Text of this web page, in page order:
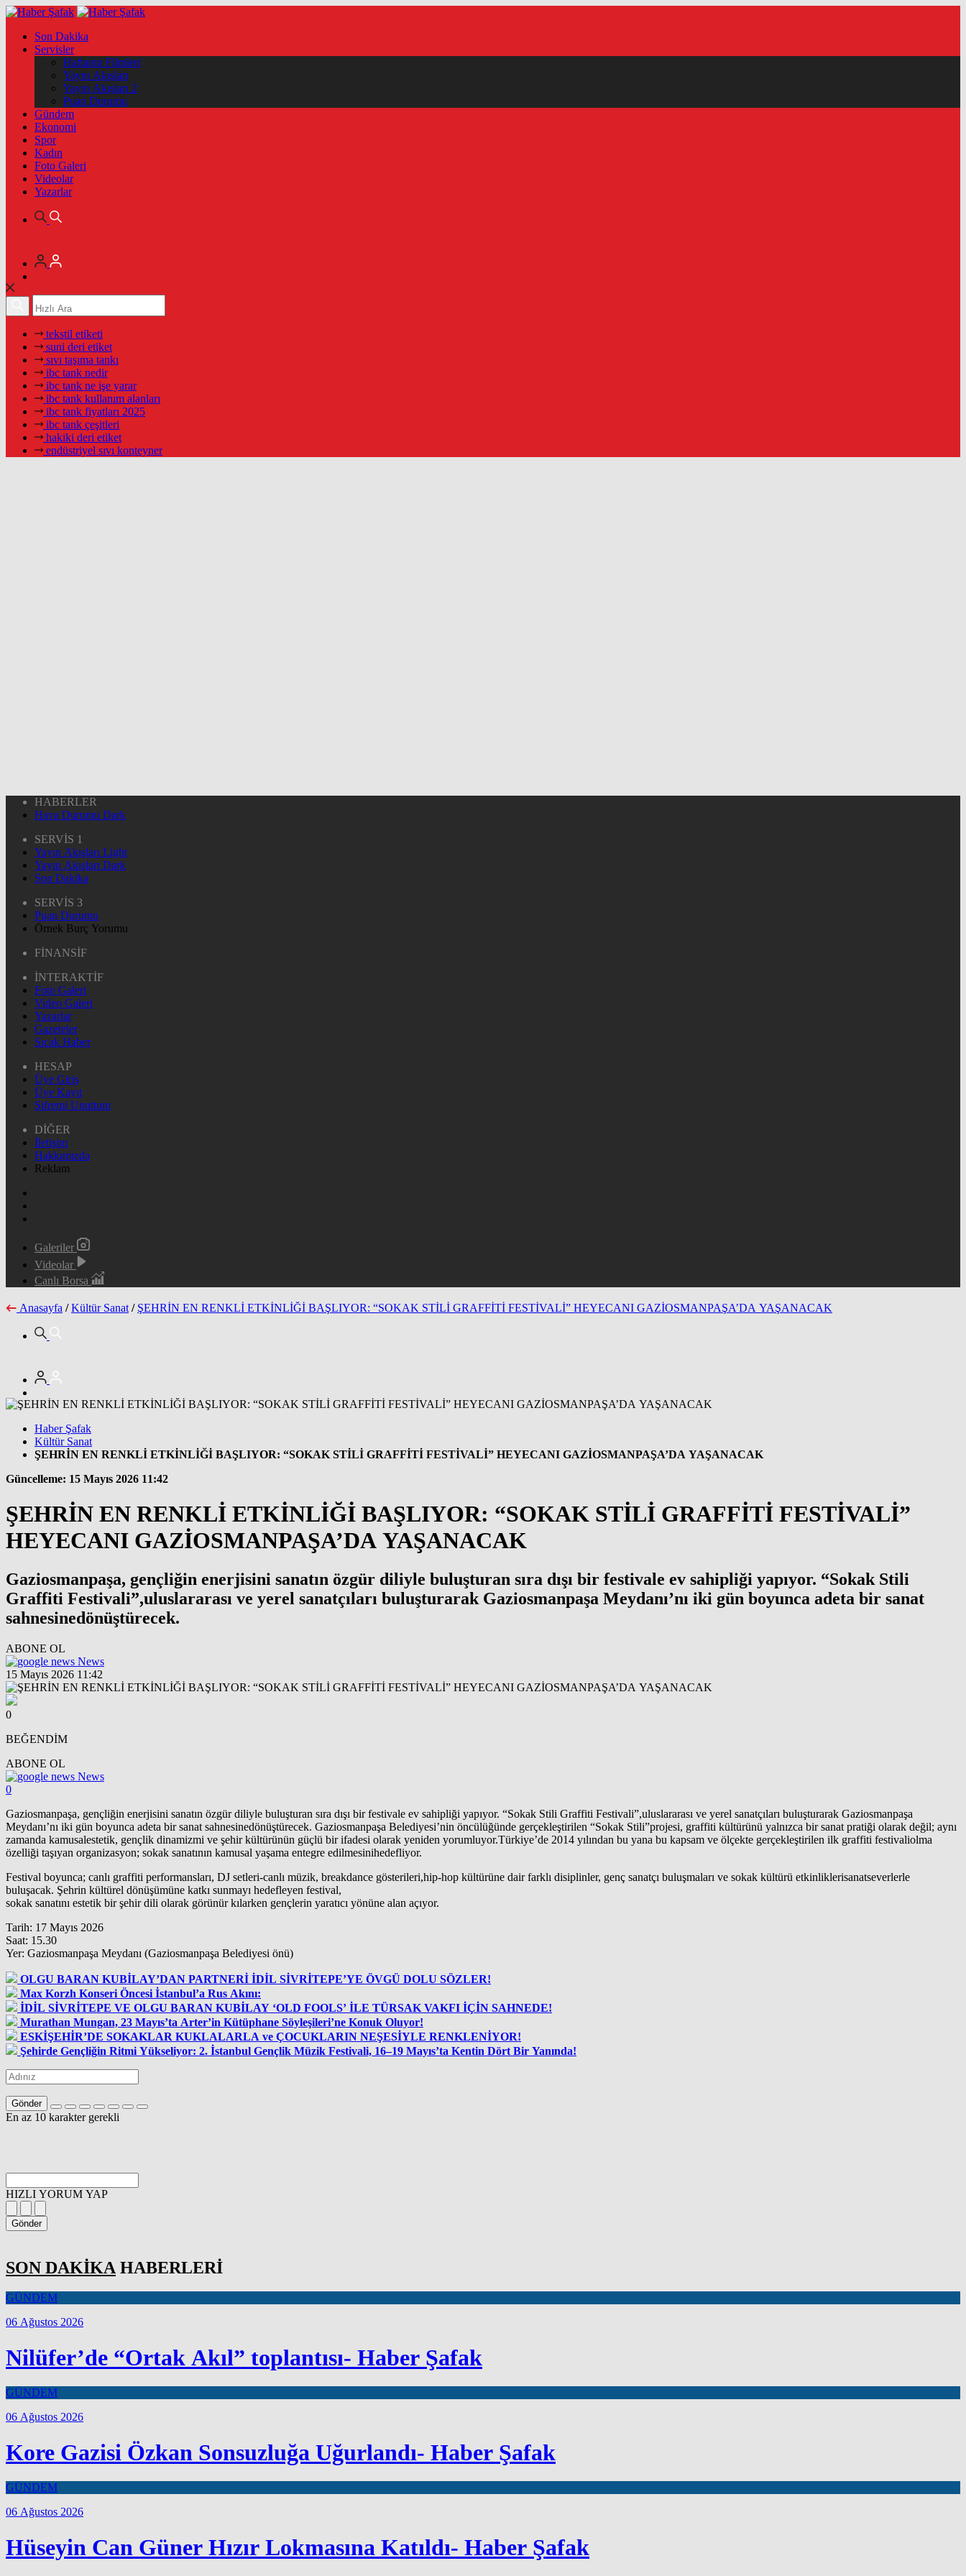
Son Dakika
Servisler
Haftanin Filmleri
Yayın Akışları
Yayın Akışları 2
Puan Durumu
Gündem
Ekonomi
Spor
Kadın
Foto Galeri
Videolar
Yazarlar
tekstil etiketi
suni deri etiket
sıvı taşıma tankı
ibc tank nedir
ibc tank ne işe yarar
ibc tank kullanım alanları
ibc tank fiyatları 2025
ibc tank çeşitleri
hakiki deri etiket
endüstriyel sıvı konteyner
HABERLER
Hava Durumu Dark
SERVİS 1
Yayın Akışları Light
Yayın Akışları Dark
Son Dakika
SERVİS 3
Puan Durumu
Örnek Burç Yorumu
FİNANSİF
İNTERAKTİF
Foto Galeri
Video Galeri
Yazarlar
Gazeteler
Sıcak Haber
HESAP
Üye Giriş
Üye Kayıt
Şifremi Unuttum
DİĞER
İletişim
Hakkımızda
Reklam
Galeriler
Videolar
Canlı Borsa
Anasayfa / Kültür Sanat / ŞEHRİN EN RENKLİ ETKİNLİĞİ BAŞLIYOR: “SOKAK STİLİ GRAFFİTİ FESTİVALİ” HEYECANI GAZİOSMANPAŞA’DA YAŞANACAK
Haber Şafak
Kültür Sanat
ŞEHRİN EN RENKLİ ETKİNLİĞİ BAŞLIYOR: “SOKAK STİLİ GRAFFİTİ FESTİVALİ” HEYECANI GAZİOSMANPAŞA’DA YAŞANACAK
Güncelleme: 15 Mayıs 2026 11:42
ŞEHRİN EN RENKLİ ETKİNLİĞİ BAŞLIYOR: “SOKAK STİLİ GRAFFİTİ FESTİVALİ”
HEYECANI GAZİOSMANPAŞA’DA YAŞANACAK
Gaziosmanpaşa, gençliğin enerjisini sanatın özgür diliyle buluşturan sıra dışı bir festivale ev sahipliği yapıyor. “Sokak Stili
Graffiti Festivali”,uluslararası ve yerel sanatçıları buluşturarak Gaziosmanpaşa Meydanı’nı iki gün boyunca adeta bir sanat
sahnesinedönüştürecek.
ABONE OL
News
15 Mayıs 2026 11:42
0
BEĞENDİM
ABONE OL
News
0
Gaziosmanpaşa, gençliğin enerjisini sanatın özgür diliyle buluşturan sıra dışı bir festivale ev sahipliği yapıyor. “Sokak Stili Graffiti Festivali”,uluslararası ve yerel sanatçıları buluşturarak Gaziosmanpaşa
Meydanı’nı iki gün boyunca adeta bir sanat sahnesinedönüştürecek. Gaziosmanpaşa Belediyesi’nin öncülüğünde gerçekleştirilen “Sokak Stili”projesi, graffiti kültürünü yalnızca bir sanat pratiği olarak değil; aynı
zamanda kamusalestetik, gençlik dinamizmi ve şehir kültürünün güçlü bir ifadesi olarak yeniden yorumluyor.Türkiye’de 2014 yılından bu yana bu kapsam ve ölçekte gerçekleştirilen ilk graffiti festivaliolma
özelliği taşıyan organizasyon; sokak sanatının kamusal yaşama entegre edilmesinihedefliyor.
Festival boyunca; canlı graffiti performansları, DJ setleri-canlı müzik, breakdance gösterileri,hip-hop kültürüne dair farklı disiplinler, genç sanatçı buluşmaları ve sokak kültürü etkinliklerisanatseverlerle
buluşacak. Şehrin kültürel dönüşümüne katkı sunmayı hedefleyen festival,
sokak sanatını estetik bir şehir dili olarak görünür kılarken gençlerin yaratıcı yönüne alan açıyor.
Tarih: 17 Mayıs 2026
Saat: 15.30
Yer: Gaziosmanpaşa Meydanı (Gaziosmanpaşa Belediyesi önü)
OLGU BARAN KUBİLAY’DAN PARTNERİ İDİL SİVRİTEPE’YE ÖVGÜ DOLU SÖZLER!
Max Korzh Konseri Öncesi İstanbul’a Rus Akını:
İDİL SİVRİTEPE VE OLGU BARAN KUBİLAY ‘OLD FOOLS’ İLE TÜRSAK VAKFI İÇİN SAHNEDE!
Murathan Mungan, 23 Mayıs’ta Arter’in Kütüphane Söyleşileri’ne Konuk Oluyor!
ESKİŞEHİR’DE SOKAKLAR KUKLALARLA ve ÇOCUKLARIN NEŞESİYLE RENKLENİYOR!
Şehirde Gençliğin Ritmi Yükseliyor: 2. İstanbul Gençlik Müzik Festivali, 16–19 Mayıs’ta Kentin Dört Bir Yanında!
Gönder
En az 10 karakter gerekli
HIZLI YORUM YAP
Gönder
SON DAKİKA HABERLERİ
GÜNDEM
06 Ağustos 2026
Nilüfer’de “Ortak Akıl” toplantısı- Haber Şafak
GÜNDEM
06 Ağustos 2026
Kore Gazisi Özkan Sonsuzluğa Uğurlandı- Haber Şafak
GÜNDEM
06 Ağustos 2026
Hüseyin Can Güner Hızır Lokmasına Katıldı- Haber Şafak